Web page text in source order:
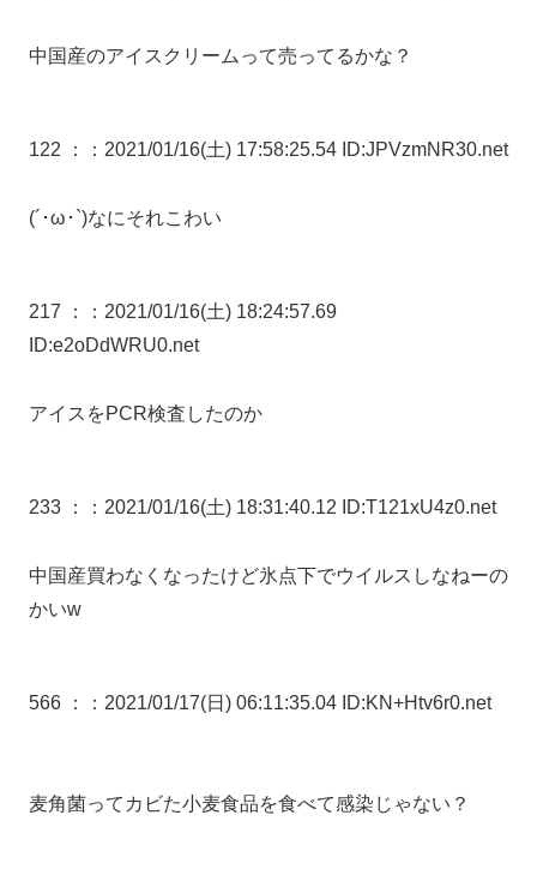
中国産のアイスクリームって売ってるかな？
122 ： ：2021/01/16(土) 17:58:25.54 ID:JPVzmNR30.net
(´･ω･`)なにそれこわい
217 ：
：2021/01/16(土) 18:24:57.69
ID:e2oDdWRU0.net
アイスをPCR検査したのか
233 ： ：2021/01/16(土) 18:31:40.12 ID:T121xU4z0.net
中国産買わなくなったけど氷点下でウイルスしなねーの
かいw
566 ： ：2021/01/17(日) 06:11:35.04 ID:KN+Htv6r0.net
麦角菌ってカビた小麦食品を食べて感染じゃない？